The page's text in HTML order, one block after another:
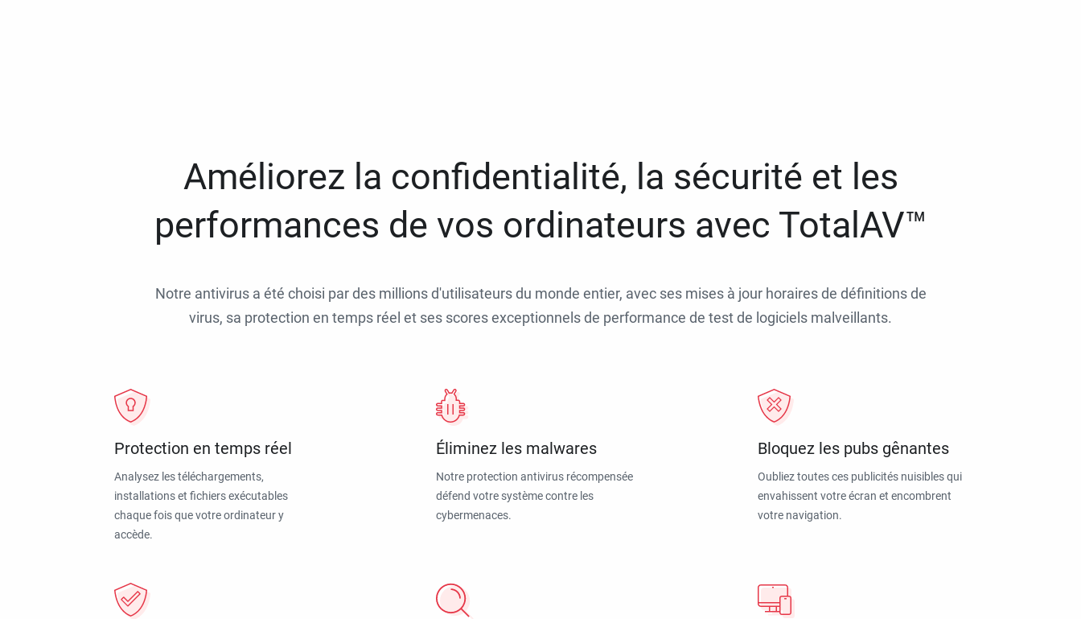
Améliorez la confidentialité, la sécurité et les
performances de vos ordinateurs avec TotalAV™
Notre antivirus a été choisi par des millions d'utilisateurs du monde entier, avec ses mises à jour horaires de définitions de
virus, sa protection en temps réel et ses scores exceptionnels de performance de test de logiciels malveillants.
Protection en temps réel
Analysez les téléchargements,
installations et fichiers exécutables
chaque fois que votre ordinateur y
accède.
Éliminez les malwares
Notre protection antivirus récompensée
défend votre système contre les
cybermenaces.
Bloquez les pubs gênantes
Oubliez toutes ces publicités nuisibles qui
envahissent votre écran et encombrent
votre navigation.